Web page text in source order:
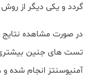
گردد و یکی دیگر از
تست های جنین
آمنیوسنتز انجام شده و